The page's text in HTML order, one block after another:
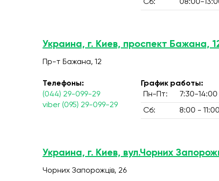
Сб: 08:00-
Украина, г. Киев, проспект Бажана,
Пр-т Бажана, 12
Телефоны:
(044) 29-099-29
viber (095) 29-099-29
График работы:
Пн-Пт:
7:30-14:00
Сб: 8:00 - 11:00
Украина, г. Киев, вул.Чорних
Чорних Запорожців, 26